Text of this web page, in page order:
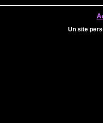
Un site